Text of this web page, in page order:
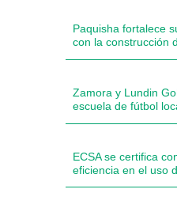
Paquisha fortalece
con la construcción
Zamora y Lundin
escuela de fútbol
ECSA se certifica
eficiencia en el uso